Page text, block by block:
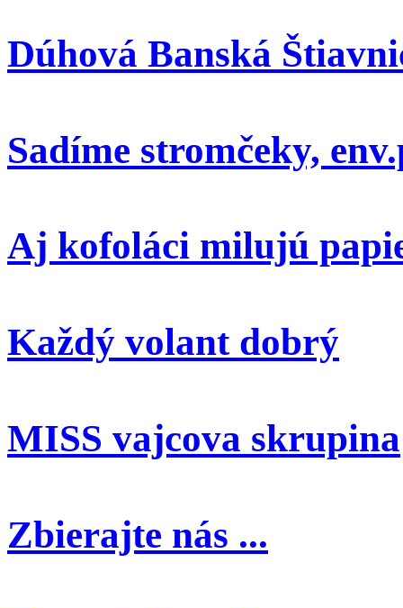
Dúhová Banská
Sadíme stromčeky,
Aj kofoláci milujú
Každý volant dobrý
MISS vajcova skrupina
Zbierajte nás ...